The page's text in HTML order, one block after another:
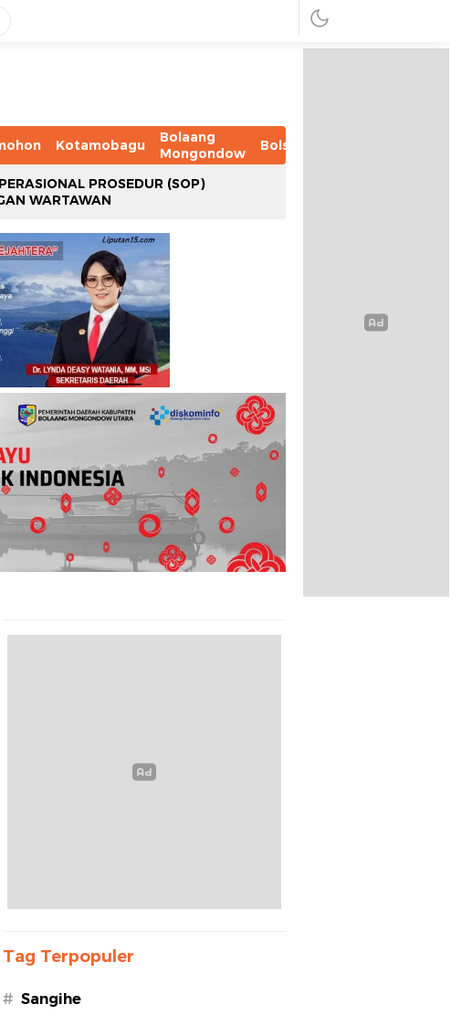
Kotamobagu
Bolaang
Mongondow
Bolsel
PROSEDUR (SOP)
WARTAWAN
Tag Terpopuler
# Sangihe